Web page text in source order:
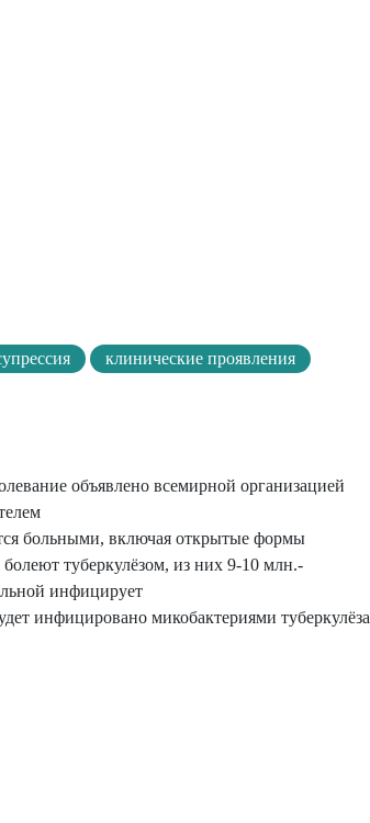
клинические проявления
объявлено всемирной организацией
больными, включая открытые формы
туберкулёзом, из них 9-10 млн.-
инфицирует
инфицировано микобактериями туберкулёза